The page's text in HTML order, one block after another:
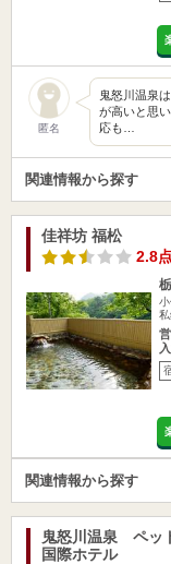
匿名
鬼怒川温泉
が高いと思
応も…
関連情報から探す
佳祥坊 福松
2.8
関連情報から探す
鬼怒川温泉 ペッ
国際ホテル